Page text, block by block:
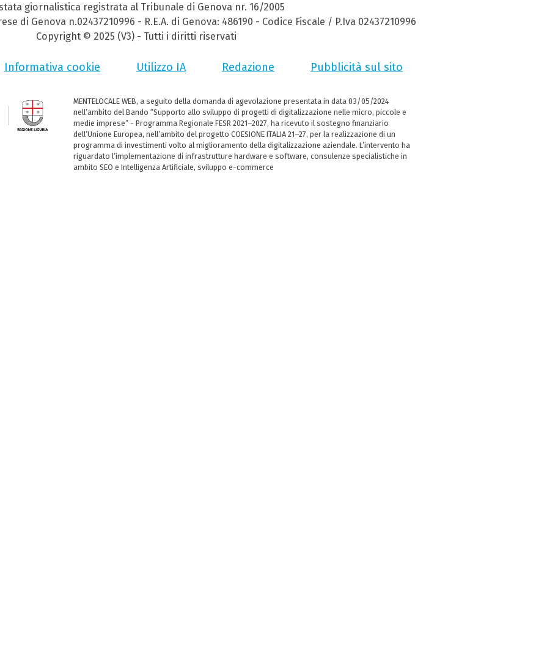
giornalistica registrata al Tribunale di Genova nr. 16/2005
di Genova n.02437210996 - R.E.A. di Genova: 486190 - Codice Fiscale / P.Iva 02437210996
Copyright © 2025 (V3) - Tutti i diritti riservati
Informativa cookie Utilizzo IA Redazione Pubblicità sul sito
MENTELOCALE WEB, a seguito della domanda di agevolazione presentata in data 03/05/2024
nell’ambito del Bando “Supporto allo sviluppo di progetti di digitalizzazione nelle micro, piccole e
medie imprese” - Programma Regionale FESR 2021–2027, ha ricevuto il sostegno finanziario
dell’Unione Europea, nell’ambito del progetto COESIONE ITALIA 21–27, per la realizzazione di un
programma di investimenti volto al miglioramento della digitalizzazione aziendale. L’intervento ha
riguardato l’implementazione di infrastrutture hardware e software, consulenze specialistiche in
ambito SEO e Intelligenza Artificiale, sviluppo e-commerce